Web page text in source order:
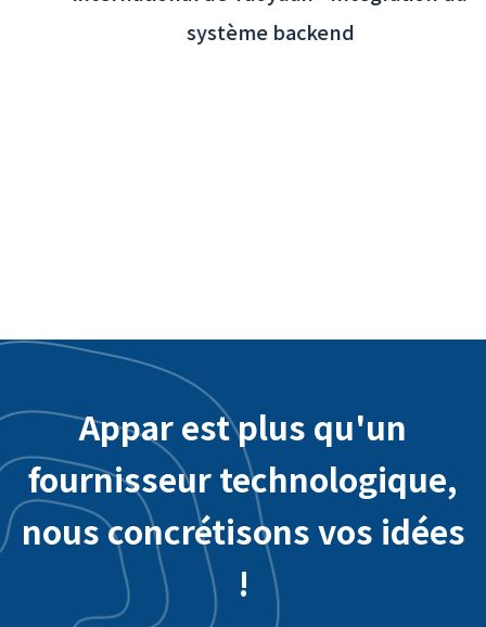
Appar est plus qu'un
fournisseur technologique,
nous concrétisons vos idées